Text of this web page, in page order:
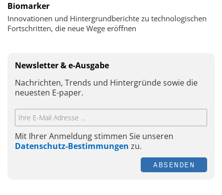
Biomarker
Innovationen und Hintergrundberichte zu technologischen
Fortschritten, die neue Wege eröffnen
Newsletter & e-Ausgabe
Nachrichten, Trends und Hintergründe sowie die
neuesten E-paper.
Mit Ihrer Anmeldung stimmen Sie unseren
Datenschutz-Bestimmungen zu.
ABSENDEN